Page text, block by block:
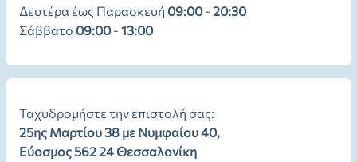
Δευτέρα έως Παρασκευή 09:00- 20:30
Σάββατο 09:00- 13:00
Ταχυδρομήστε την επιστολή σας:
25ης Μαρτίου 38 με Νυμφαίου 40,
Εύοσμος 562 24 Θεσσαλονίκη